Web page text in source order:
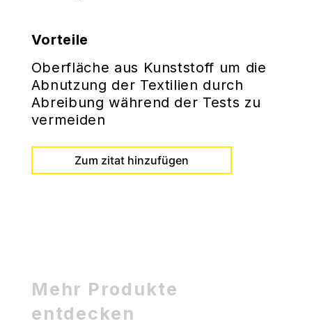
Vorteile
Oberfläche aus Kunststoff um die
Abnutzung der Textilien durch
Abreibung während der Tests zu
vermeiden
Zum zitat hinzufügen
Mehr Produkte
entdecken